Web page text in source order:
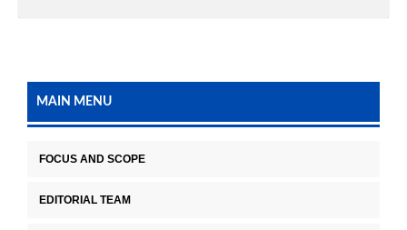
MAIN MENU
FOCUS AND SCOPE
EDITORIAL TEAM